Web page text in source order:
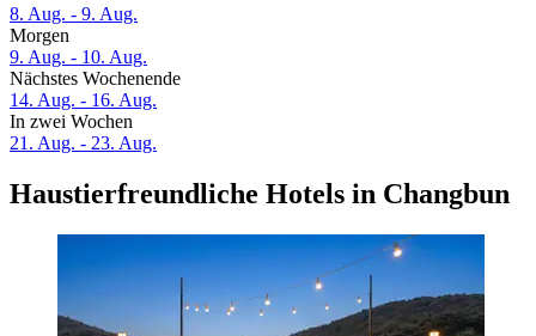
8. Aug. - 9. Aug.
Morgen
9. Aug. - 10. Aug.
Nächstes Wochenende
14. Aug. - 16. Aug.
In zwei Wochen
21. Aug. - 23. Aug.
Haustierfreundliche Hotels in Changbun